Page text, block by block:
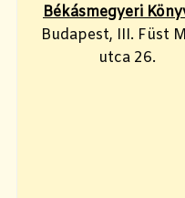
Békásmegyeri
Budapest, III. Füst
utca 26.